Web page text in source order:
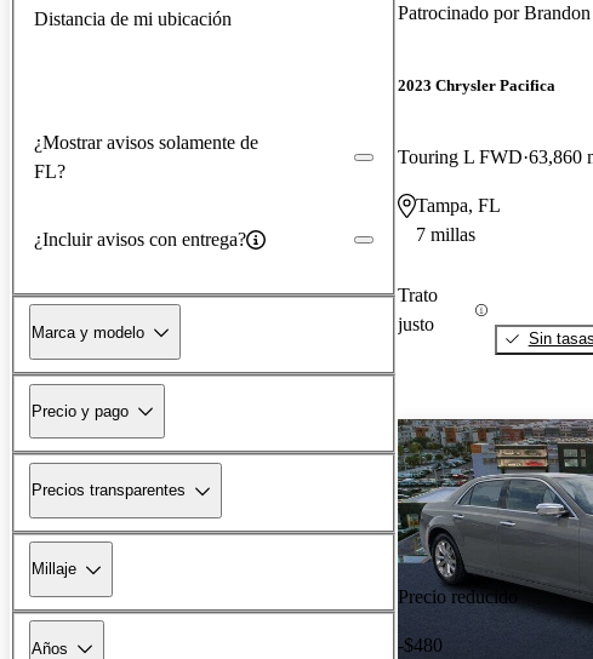
Distancia de mi ubicación
¿Mostrar avisos solamente de
FL?
¿Incluir avisos con entrega?
Marca y modelo
Precio y pago
Precios transparentes
Millaje
Años
Patrocinado por
2023 Chrysler Pacifica
Touring L FWD 63,860
Tampa, FL
7 millas
Trato
justo
Sin
Precio reducido
-$480